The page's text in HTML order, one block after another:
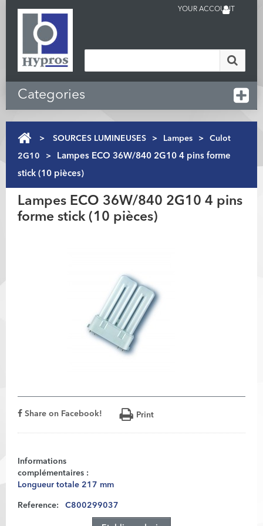
YOUR ACCOUNT
Categories
> SOURCES LUMINEUSES > Lampes > Culot
2G10 >
Lampes ECO 36W/840 2G10 4 pins forme
stick (10 pièces)
Lampes ECO 36W/840 2G10 4 pins
forme stick (10 pièces)
Share on Facebook! Print
Informations
complémentaires :
Longueur totale 217 mm
Reference: C800299037